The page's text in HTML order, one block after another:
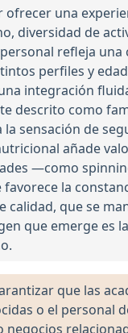
ofrecer una
diversidad de
refleja
perfiles y
integración
descrito como
sensación de
añade
—como
la
calidad, que se
que emerge es
que las
o el personal